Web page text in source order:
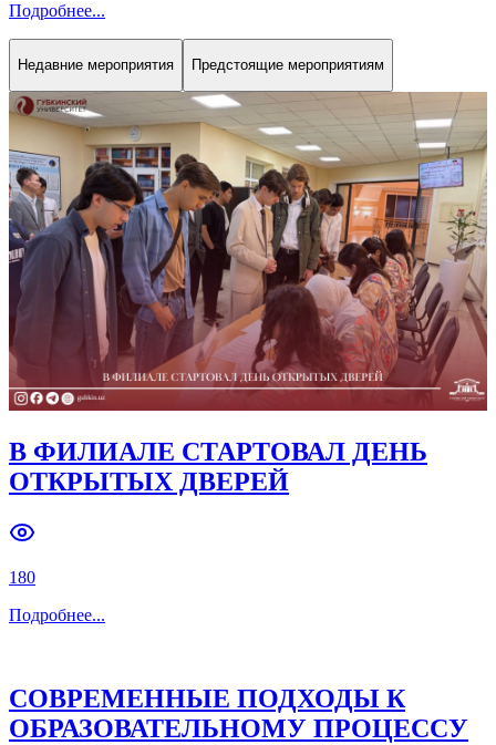
Подробнее...
Недавние мероприятия Предстоящие мероприятиям
В ФИЛИАЛЕ СТАРТОВАЛ ДЕНЬ
ОТКРЫТЫХ ДВЕРЕЙ
180
Подробнее...
СОВРЕМЕННЫЕ ПОДХОДЫ К
ОБРАЗОВАТЕЛЬНОМУ ПРОЦЕССУ